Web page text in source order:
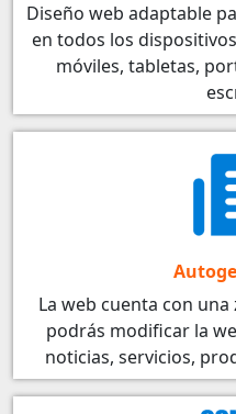
Diseño web adaptable
en todos los
móviles, tabletas,
La web cuenta con
podrás modificar la
noticias, servicios,